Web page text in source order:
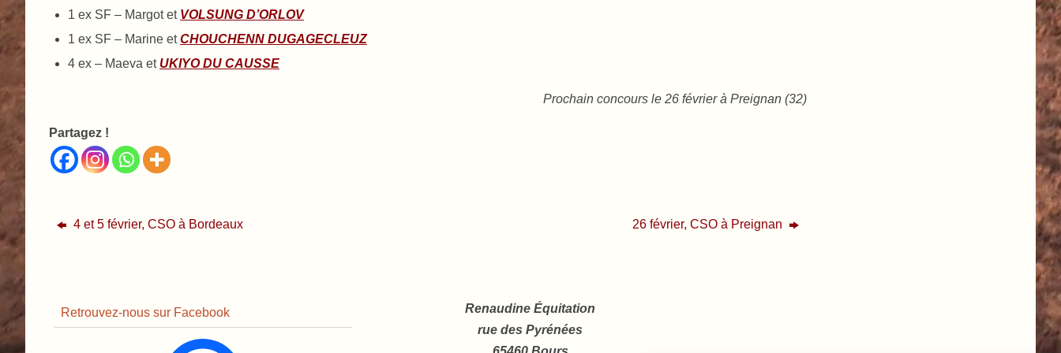
1 ex SF – Margot et VOLSUNG D’ORLOV
1 ex SF – Marine etCHOUCHENN DUGAGECLEUZ
4 ex – Maeva et UKIYO DU CAUSSE
Prochain concours le 26 février à Preignan (32)
Partagez !
4 et 5 février, CSO à Bordeaux 26 février, CSO à Preignan
Retrouvez-nous sur Facebook
Renaudine Équitation
rue des Pyrénées